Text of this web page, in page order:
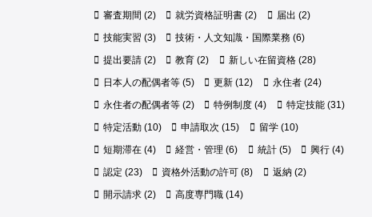
審査期間 (2) 就労資格証明書 (2) 届出 (2)
技能実習 (3) 技術・人文知識・国際業務 (6)
提出要請(2) 教育 (2) 新しい在留資格(28)
日本人の配偶者等(5) 更新 (12) 永住者(24)
永住者の配偶者等(2) 特例制度 (4) 特定技能(31)
特定活動(10) 申請取次 (15) 留学(10)
短期滞在(4) 経営・管理 (6) 統計(5) 興行(4)
認定 (23) 資格外活動の許可 (8) 返納(2)
開示請求(2) 高度専門職 (14)